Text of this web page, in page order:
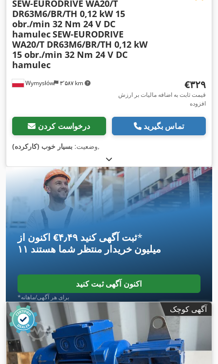
Wymysłów ۳٬۵۸۷ km
SEW-EURODRIVE WA20/T
DR63M6/BR/TH 0,12 kW 15
obr./min 32 Nm 24 V DC
hamulecSEW-EURODRIVE
WA20/T DR63M6/BR/TH 0,12 kW
15 obr./min 32 Nm 24 V DC
hamulec
‎€۳۲۹
قیمت ثابت به اضافه مالیات بر ارزش
افزوده
درخواست کردن تماس بگیرید
وضعیت: بسیار خوب (کارکرده) ,
اکنون از ‎€۴٫۴۹ ثبت آگهی کنید*
۱۱ میلیون خریدار منتظر شما هستند
اکنون آگهی ثبت کنید
*برای هر آگهی/ماهانه
آگهی کوچک